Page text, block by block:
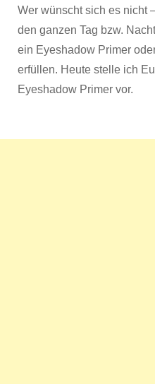
Wer wünscht sich es nicht
den ganzen Tag bzw.
ein Eyeshadow Primer
erfüllen. Heute stelle ich
Eyeshadow Primer vor.